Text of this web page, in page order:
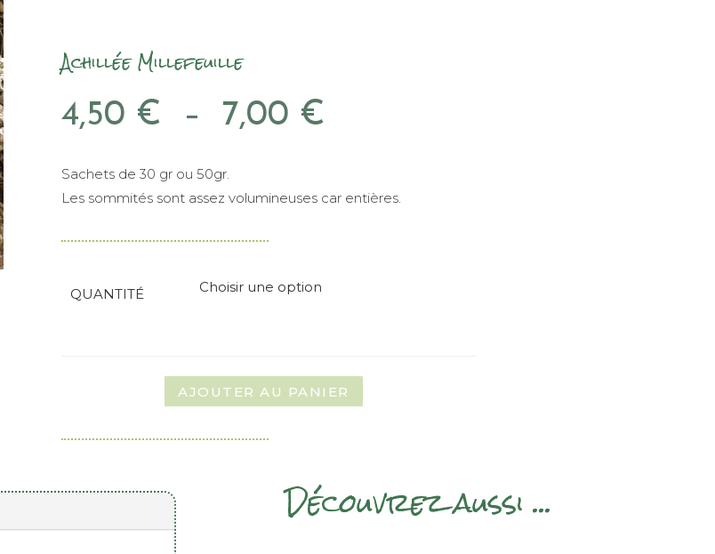
Achillée Millefeuille
4,50 € – 7,00 €
Sachets de 30 gr ou 50gr.
Les sommités sont assez volumineuses car entières.
QUANTITÉ Choisir une option
AJOUTER AU PANIER
Découvrez aussi ...